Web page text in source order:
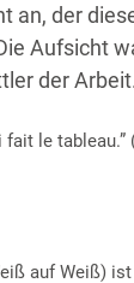
an, der
Aufsicht
der Arbeit.
fait le
auf Weiß)